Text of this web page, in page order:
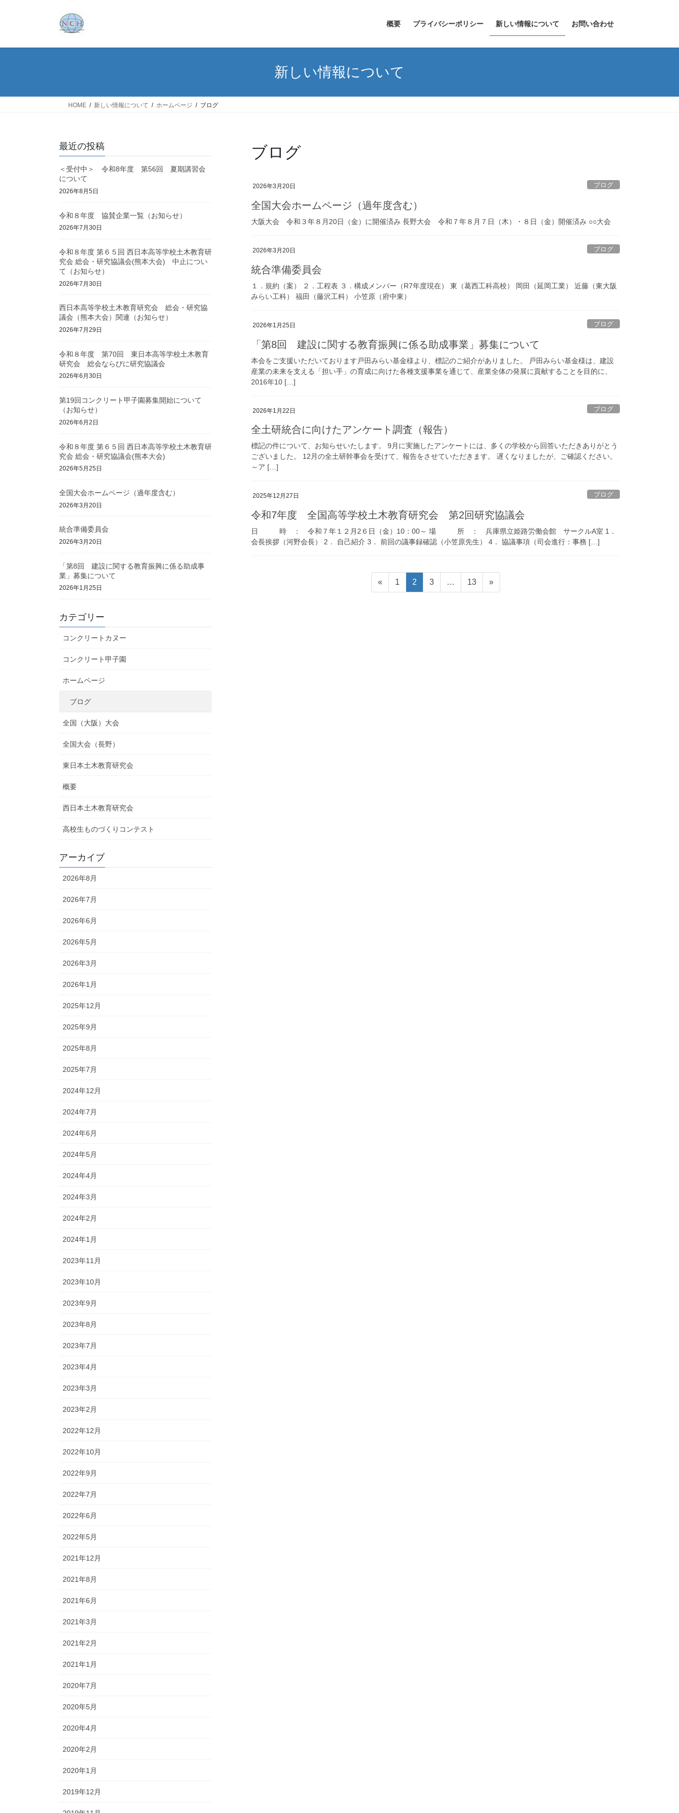
概要 プライバシーポリシー 新しい情報について お問い合わせ
新しい情報について
HOME 新しい情報について ホームページ ブログ
ブログ
2026年3月20日 ブログ
全国大会ホームページ（過年度含む）
大阪大会 令和３年８月20日（金）に開催済み 長野大会 令和７年８月７日（木）・８日（金）開催済み ○○大会
2026年3月20日 ブログ
統合準備委員会
１．規約（案） ２．工程表 ３．構成メンバー（R7年度現在） 東（葛西工科高校） 岡田（延岡工業） 近藤（東大阪
みらい工科） 福田（藤沢工科） 小笠原（府中東）
2026年1月25日 ブログ
「第8回 建設に関する教育振興に係る助成事業」募集について
本会をご支援いただいております戸田みらい基金様より、標記のご紹介がありました。 戸田みらい基金様は、建設
産業の未来を支える「担い手」の育成に向けた各種支援事業を通じて、産業全体の発展に貢献することを目的に、
2016年10 […]
2026年1月22日 ブログ
全土研統合に向けたアンケート調査（報告）
標記の件について、お知らせいたします。 9月に実施したアンケートには、多くの学校から回答いただきありがとう
ございました。 12月の全土研幹事会を受けて、報告をさせていただきます。 遅くなりましたが、ご確認ください。
～ア […]
2025年12月27日 ブログ
令和7年度 全国高等学校土木教育研究会 第2回研究協議会
日 時 ： 令和７年１２月2６日（金）10：00～ 場 所 ： 兵庫県立姫路労働会館 サークルA室 1．
会長挨拶（河野会長） 2． 自己紹介 3． 前回の議事録確認（小笠原先生） 4． 協議事項（司会進行：事務 […]
«
固
定
1
固
定
2
固
定
3 …
固
定
13 »
最近の投稿
＜受付中＞ 令和8年度 第56回 夏期講習会
について
2026年8月5日
令和８年度 協賛企業一覧（お知らせ）
2026年7月30日
令和８年度 第６５回 西日本高等学校土木教育研
究会 総会・研究協議会(熊本大会) 中止につい
て（お知らせ）
2026年7月30日
西日本高等学校土木教育研究会 総会・研究協
議会（熊本大会）関連（お知らせ）
2026年7月29日
令和８年度 第70回 東日本高等学校土木教育
研究会 総会ならびに研究協議会
2026年6月30日
第19回コンクリート甲子園募集開始について
（お知らせ）
2026年6月2日
令和８年度 第６５回 西日本高等学校土木教育研
究会 総会・研究協議会(熊本大会)
2026年5月25日
全国大会ホームページ（過年度含む）
2026年3月20日
統合準備委員会
2026年3月20日
「第8回 建設に関する教育振興に係る助成事
業」募集について
2026年1月25日
カテゴリー
コンクリートカヌー
コンクリート甲子園
ホームページ
ブログ
全国（大阪）大会
全国大会（長野）
東日本土木教育研究会
概要
西日本土木教育研究会
高校生ものづくりコンテスト
アーカイブ
2026年8月
2026年7月
2026年6月
2026年5月
2026年3月
2026年1月
2025年12月
2025年9月
2025年8月
2025年7月
2024年12月
2024年7月
2024年6月
2024年5月
2024年4月
2024年3月
2024年2月
2024年1月
2023年11月
2023年10月
2023年9月
2023年8月
2023年7月
2023年4月
2023年3月
2023年2月
2022年12月
2022年10月
2022年9月
2022年7月
2022年6月
2022年5月
2021年12月
2021年8月
2021年6月
2021年3月
2021年2月
2021年1月
2020年7月
2020年5月
2020年4月
2020年2月
2020年1月
2019年12月